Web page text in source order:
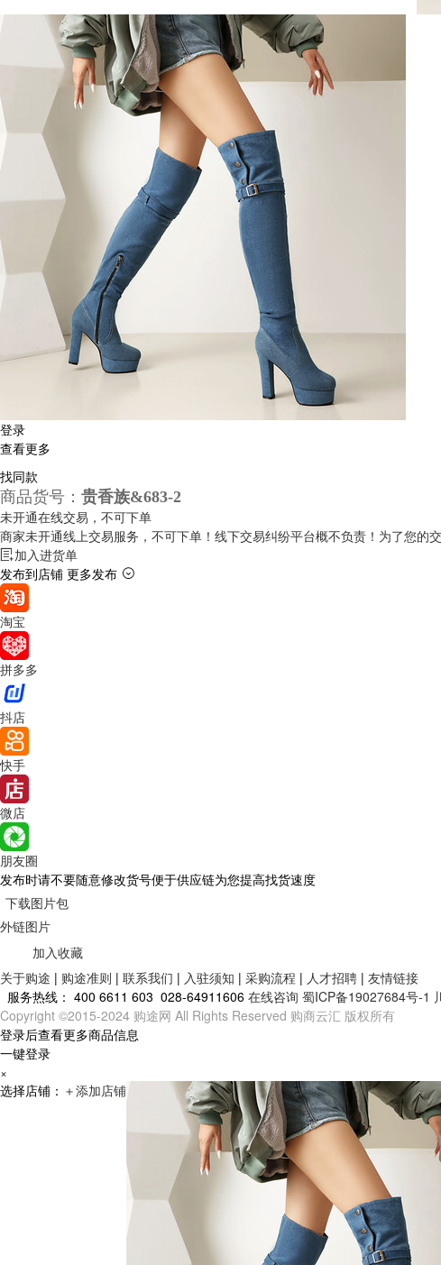
登录
查看更多
找同款
商品货号： 贵香族&683-2
未开通在线交易，不可下单
商家未开通线上交易服务，不可下单！ 线下交易纠纷平台概不负责！ 为了您的
加入进货单
发布到店铺 更多发布
淘宝
拼多多
抖店
快手
微店
朋友圈
发布时请不要随意修改货号便于供应链为您提高找货速度
下载图片包
外链图片
加入收藏
关于购途 | 购途准则 | 联系我们 | 入驻须知 | 采购流程 | 人才招聘 | 友情链接
服务热线： 400 6611 603 028-64911606 在线咨询 蜀ICP备19027684号-1
Copyright ©2015-2024 购途网 All Rights Reserved 购商云汇 版权所有
登录后查看更多商品信息
一键登录
×
选择店铺： ＋添加店铺